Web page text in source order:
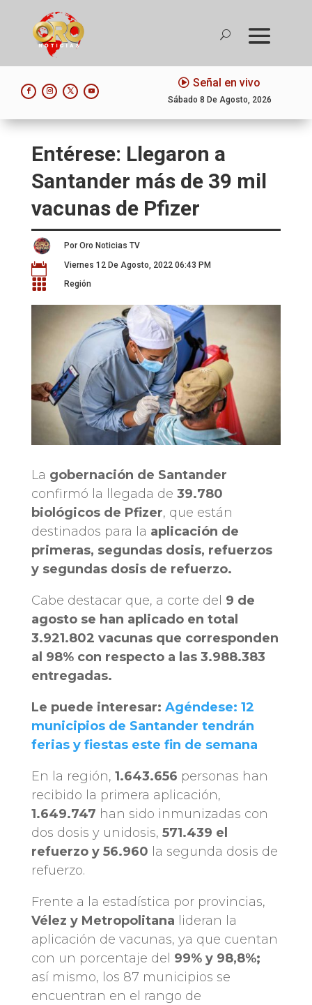
Señal en vivo
Sábado 8 De Agosto, 2026
Entérese: Llegaron a
Santander más de 39 mil
vacunas de Pfizer
Por Oro Noticias TV
 Viernes 12 De Agosto, 2022 06:43 PM
 Región
La gobernación de Santander
confirmó la llegada de 39.780
biológicos de Pfizer, que están
destinados para la aplicación de
primeras, segundas dosis, refuerzos
y segundas dosis de refuerzo.
Cabe destacar que, a corte del 9 de
agosto se han aplicado en total
3.921.802 vacunas que corresponden
al 98% con respecto a las 3.988.383
entregadas.
Le puede interesar: Agéndese: 12
municipios de Santander tendrán
ferias y fiestas este fin de semana
En la región, 1.643.656 personas han
recibido la primera aplicación,
1.649.747 han sido inmunizadas con
dos dosis y unidosis, 571.439 el
refuerzo y 56.960 la segunda dosis de
refuerzo.
Frente a la estadística por provincias,
Vélez y Metropolitana lideran la
aplicación de vacunas, ya que cuentan
con un porcentaje del 99% y 98,8%;
así mismo, los 87 municipios se
encuentran en el rango de